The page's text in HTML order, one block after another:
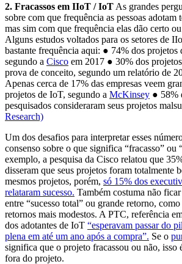
2. Fracassos em IIoT / IoT As grandes
sobre com que frequência as pessoas adotam
mas sim com que frequência elas dão certo
Alguns estudos voltados para os setores de
bastante frequência aqui: ● 74% dos projetos
segundo a Cisco em 2017 ● 30% dos
prova de conceito, segundo um relatório de
Apenas cerca de 17% das empresas veem
projetos de IoT, segundo a McKinsey ● 58%
pesquisados consideraram seus projetos
Research)
Um dos desafios para interpretar esses
consenso sobre o que significa “fracasso” ou
exemplo, a pesquisa da Cisco relatou que
disseram que seus projetos foram totalmente
mesmos projetos, porém, só 15% dos
relataram sucesso. Também costuma não
entre “sucesso total” ou grande retorno,
retornos mais modestos. A PTC, referência
dos adotantes de IoT “esperavam passar do
plena em até um ano após a compra”. Se o
significa que o projeto fracassou ou não, isso
fora do projeto.